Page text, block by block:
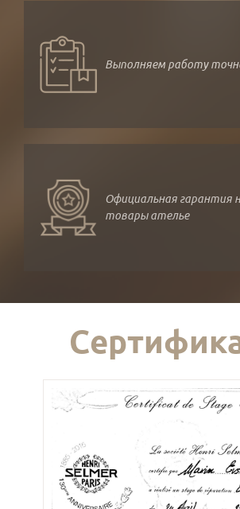
Выполняем работу
Официальная гарантия
товары ателье